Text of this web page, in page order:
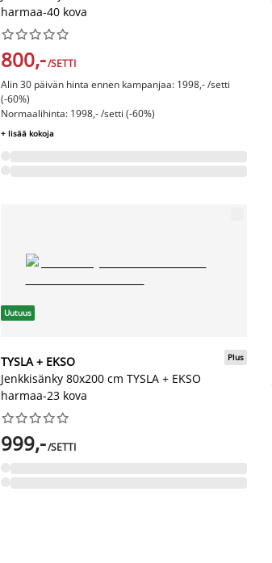
harmaa-40 kova






800,-/SETTI
Alin 30 päivän hinta ennen kampanjaa: 1998,- /setti
(-60%)
Normaalihinta: 1998,- /setti (-60%)
+ lisää kokoja
Uutuus
TYSLA + EKSO
Jenkkisänky 80x200 cm TYSLA + EKSO
harmaa-23 kova
Plus






999,-/SETTI